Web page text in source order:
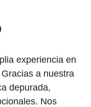
experiencia en
a nuestra
depurada,
Nos